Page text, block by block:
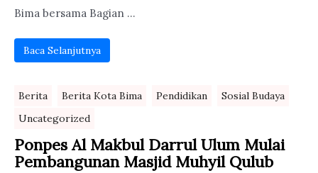
Bima bersama Bagian ...
Baca Selanjutnya
Berita Berita Kota Bima Pendidikan
Sosial Budaya
Uncategorized
Ponpes Al Makbul Darrul Ulum Mulai
Pembangunan Masjid Muhyil Qulub